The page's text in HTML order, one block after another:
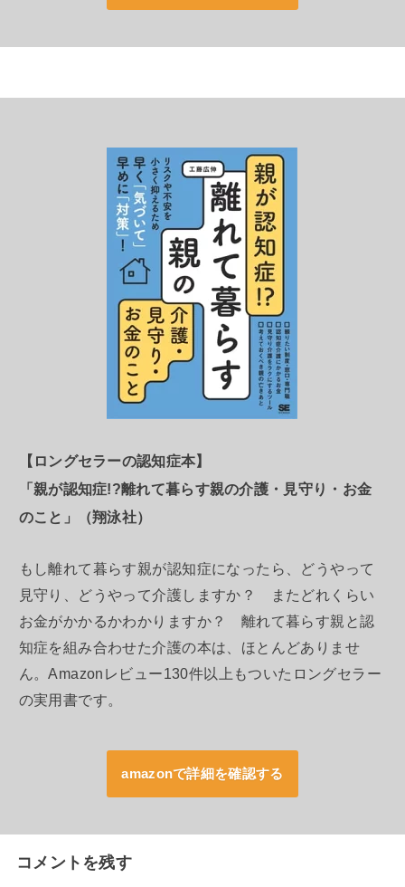
【ロングセラーの認知症本】
「親が認知症!?離れて暮らす親の介護・見守り・お金
のこと」（翔泳社）
もし離れて暮らす親が認知症になったら、どうやって
見守り、どうやって介護しますか？ またどれくらい
お金がかかるかわかりますか？ 離れて暮らす親と認
知症を組み合わせた介護の本は、ほとんどありませ
ん。Amazonレビュー130件以上もついたロングセラー
の実用書です。
amazonで詳細を確認する
コメントを残す